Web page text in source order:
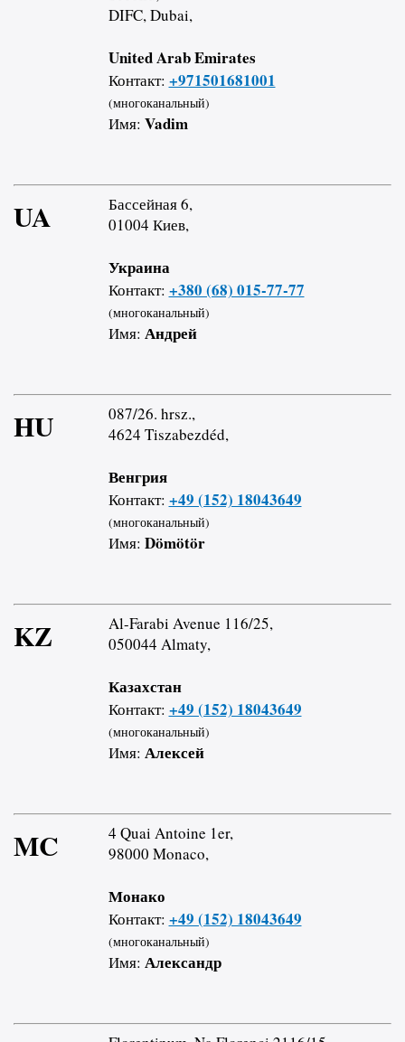
DIFC, Dubai,
United Arab Emirates
Контакт: +971501681001
(многоканальный)
Имя: Vadim
UA
Бассейная 6,
01004 Киев,
Украина
Контакт: +380 (68) 015-77-77
(многоканальный)
Имя: Андрей
HU
087/26. hrsz.,
4624 Tiszabezdéd,
Венгрия
Контакт: +49 (152) 18043649
(многоканальный)
Имя: Dömötör
KZ
Al-Farabi Avenue 116/25,
050044 Almaty,
Казахстан
Контакт: +49 (152) 18043649
(многоканальный)
Имя: Алексей
MC
4 Quai Antoine 1er,
98000 Monaco,
Монако
Контакт: +49 (152) 18043649
(многоканальный)
Имя: Александр